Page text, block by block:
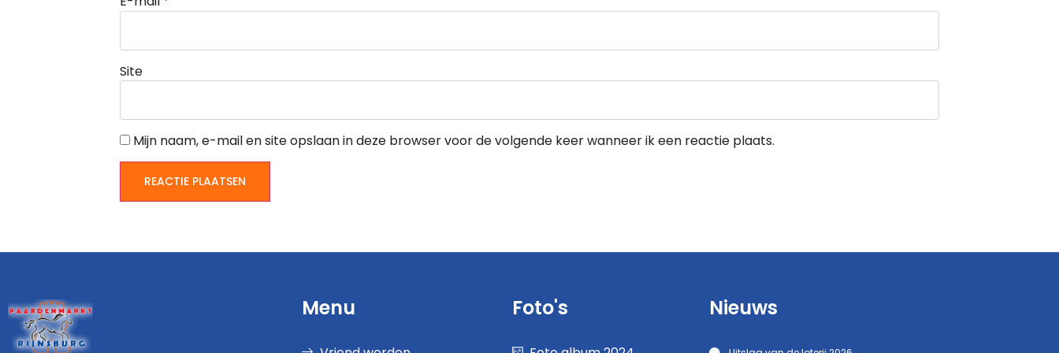
Site
Mijn naam, e-mail en site opslaan in deze browser voor de volgende keer wanneer ik een reactie plaats.
Menu Foto's Nieuws